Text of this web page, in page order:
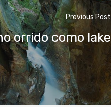
Previous Post
orrido como lake